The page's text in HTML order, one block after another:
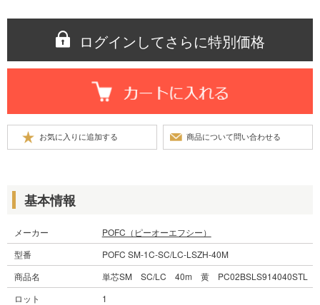
ログインしてさらに特別価格
基本情報
メーカー
POFC（ピーオーエフシー）
型番
POFC SM-1C-SC/LC-LSZH-40M
商品名
単芯SM SC/LC 40m 黄 PC02BSLS914040STL
ロット
1